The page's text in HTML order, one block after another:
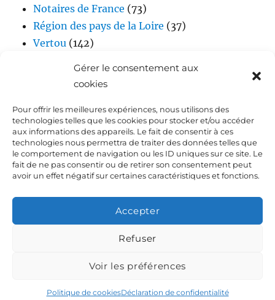
Gérer le consentement aux
cookies
Pour offrir les meilleures expériences, nous utilisons des
technologies telles que les cookies pour stocker et/ou accéder
aux informations des appareils. Le fait de consentir à ces
technologies nous permettra de traiter des données telles que
le comportement de navigation ou les ID uniques sur ce site. Le
fait de ne pas consentir ou de retirer son consentement peut
avoir un effet négatif sur certaines caractéristiques et fonctions.
Accepter
Refuser
Voir les préférences
Politique de cookiesDéclaration de confidentialité
Notaires de France (73)
Région des pays de la Loire (37)
Vertou (142)
Accueil
Dialoguez avec Laurent Dejoie
Déclaration de